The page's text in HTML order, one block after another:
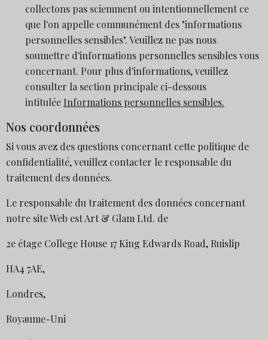
collectons pas sciemment ou intentionnellement ce
que l'on appelle communément des "informations
personnelles sensibles". Veuillez ne pas nous
soumettre d'informations personnelles sensibles vous
concernant. Pour plus d'informations, veuillez
consulter la section principale ci-dessous
intitulée Informations personnelles sensibles.
Nos coordonnées
Si vous avez des questions concernant cette politique de
confidentialité, veuillez contacter le responsable du
traitement des données.
Le responsable du traitement des données concernant
notre site Web est Art & Glam Ltd. de
2e étage College House 17 King Edwards Road, Ruislip
HA4 7AE,
Londres,
Royaume-Uni